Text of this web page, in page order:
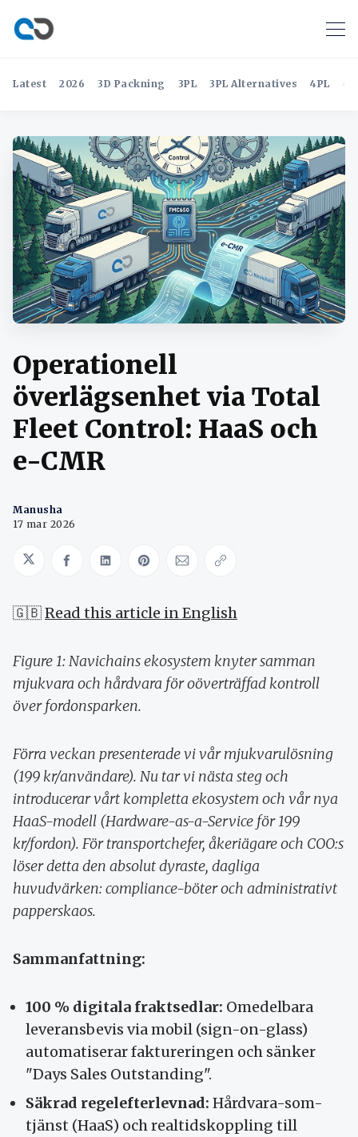
Latest 2026 3D Packning 3PL 3PL Alternatives 4PL
Operationell
överlägsenhet via Total
Fleet Control: HaaS och
e-CMR
Manusha
17 mar 2026
Share on Twitter
Share on Facebook
Share on LinkedIn
Share on Pinterest
Share via Email
Copy link
🇬🇧Read this article in English
Figure 1: Navichains ekosystem knyter samman
mjukvara och hårdvara för oöverträffad kontroll
över fordonsparken.
Förra veckan presenterade vi vår mjukvarulösning
(199 kr/användare). Nu tar vi nästa steg och
introducerar vårt kompletta ekosystem och vår nya
HaaS-modell (Hardware-as-a-Service för 199
kr/fordon). För transportchefer, åkeriägare och COO:s
löser detta den absolut dyraste, dagliga
huvudvärken: compliance-böter och administrativt
papperskaos.
Sammanfattning:
100 % digitala fraktsedlar: Omedelbara
leveransbevis via mobil (sign-on-glass)
automatiserar faktureringen och sänker
"Days Sales Outstanding".
Säkrad regelefterlevnad: Hårdvara-som-
tjänst (HaaS) och realtidskoppling till